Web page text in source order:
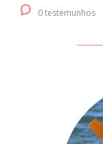
0 testemunhos